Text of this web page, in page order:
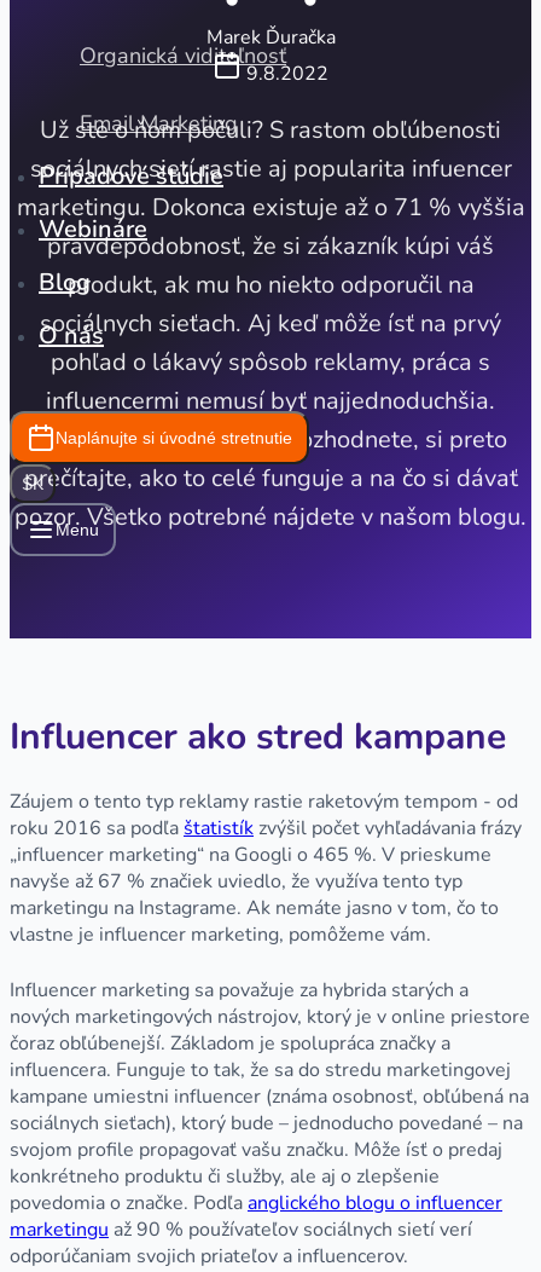
Organická viditeľnosť
Email Marketing
Prípadové štúdie
Webináre
Blog
O nás
Naplánujte si úvodné stretnutie
SK
Menu
Marek Ďuračka
9.8.2022
Už ste o ňom počuli? S rastom obľúbenosti
sociálnych sietí rastie aj popularita infuencer
marketingu. Dokonca existuje až o 71 % vyššia
pravdepodobnosť, že si zákazník kúpi váš
produkt, ak mu ho niekto odporučil na
sociálnych sieťach. Aj keď môže ísť na prvý
pohľad o lákavý spôsob reklamy, práca s
influencermi nemusí byť najjednoduchšia.
Predtým, ako sa pre ňu rozhodnete, si preto
prečítajte, ako to celé funguje a na čo si dávať
pozor. Všetko potrebné nájdete v našom blogu.
Influencer ako stred kampane
Záujem o tento typ reklamy rastie raketovým tempom - od
roku 2016 sa podľa štatistík zvýšil počet vyhľadávania frázy
„influencer marketing“ na Googli o 465 %. V prieskume
navyše až 67­ % značiek uviedlo, že využíva tento typ
marketingu na Instagrame. Ak nemáte jasno v tom, čo to
vlastne je influencer marketing, pomôžeme vám.
Influencer marketing sa považuje za hybrida starých a
nových marketingových nástrojov, ktorý je v online priestore
čoraz obľúbenejší. Základom je spolupráca značky a
influencera. Funguje to tak, že sa do stredu marketingovej
kampane umiestni influencer (známa osobnosť, obľúbená na
sociálnych sieťach), ktorý bude – jednoducho povedané – na
svojom profile propagovať vašu značku. Môže ísť o predaj
konkrétneho produktu či služby, ale aj o zlepšenie
povedomia o značke. Podľaanglického blogu o influencer
marketingu až 90 % používateľov sociálnych sietí verí
odporúčaniam svojich priateľov a influencerov.